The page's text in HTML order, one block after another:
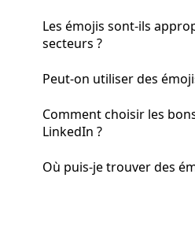
Les émojis sont-ils
secteurs ?
Peut-on utiliser des
Comment choisir les
LinkedIn ?
Où puis-je trouver des